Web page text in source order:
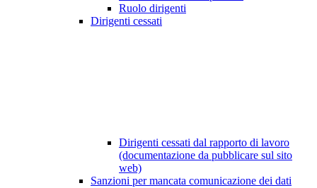
Ruolo dirigenti
Dirigenti cessati
Dirigenti cessati dal rapporto di lavoro
(documentazione da pubblicare sul sito
web)
Sanzioni per mancata comunicazione dei dati